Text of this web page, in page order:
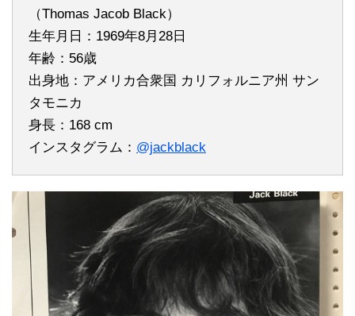
（Thomas Jacob Black）
生年月日：1969年8月28日
年齢：56歳
出身地：アメリカ合衆国 カリフォルニア州 サン
タモニカ
身長：168 cm
インスタグラム： @jackblack